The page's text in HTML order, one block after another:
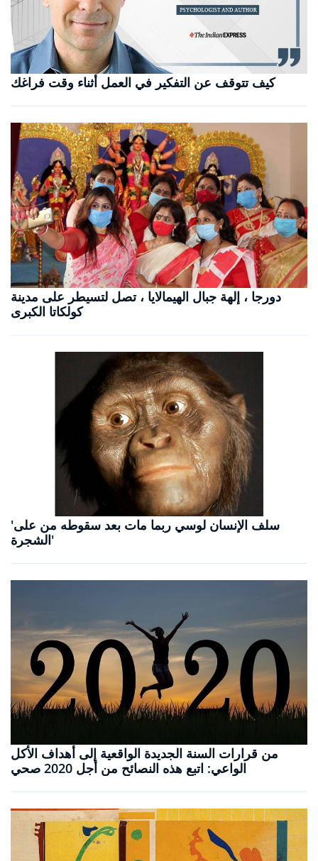
كيف تتوقف عن التفكير في العمل أثناء وقت فراغك
دورجا ، إلهة جبال الهيمالايا ، تصل لتسيطر على مدينة
كولكاتا الكبرى
'سلف الإنسان لوسي ربما مات بعد سقوطه من على
الشجرة'
من قرارات السنة الجديدة الواقعية إلى أهداف الأكل
الواعي: اتبع هذه النصائح من أجل 2020 صحي